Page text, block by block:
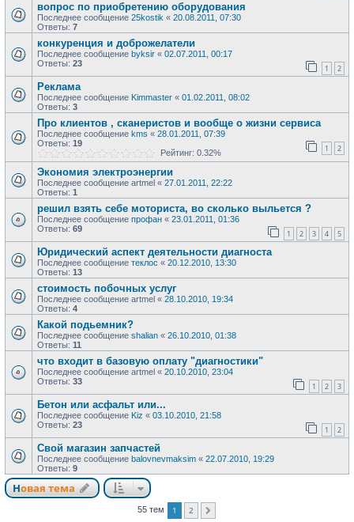
вопрос по приобретению оборудования
Последнее сообщение 25kostik « 20.08.2011, 07:30
Ответы: 7
конкуренция и доброжелатели
Последнее сообщение byksir « 02.07.2011, 00:17
Ответы: 23 1 2
Реклама
Последнее сообщение Kimmaster « 01.02.2011, 08:02
Ответы: 3
Про клиентов , сканеристов и вообще о жизни сервиса
Последнее сообщение kms « 28.01.2011, 07:39
Ответы: 19 1 2
Рейтинг: 0.32%
Экономия электроэнергии
Последнее сообщение artmel « 27.01.2011, 22:22
Ответы: 1
решил взять себе моториста, во сколько выльется ?
Последнее сообщение профан « 23.01.2011, 01:36
Ответы: 69 1 2 3 4 5
Юридический аспект деятельности диагноста
Последнее сообщение теклос « 20.12.2010, 13:30
Ответы: 13
стоимость побочных услуг
Последнее сообщение artmel « 28.10.2010, 19:34
Ответы: 4
Какой подьемник?
Последнее сообщение shalian « 26.10.2010, 01:38
Ответы: 11
что входит в базовую оплату "диагностики"
Последнее сообщение artmel « 20.10.2010, 23:04
Ответы: 33 1 2 3
Бетон или асфальт или...
Последнее сообщение Kiz « 03.10.2010, 21:58
Ответы: 23 1 2
Свой магазин запчастей
Последнее сообщение balovnevmaksim « 22.07.2010, 19:29
Ответы: 9
Новая тема
55 тем 1 2